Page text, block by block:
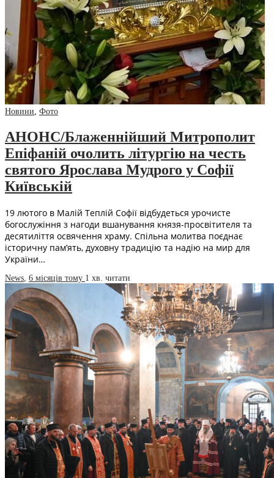
Новини, Фото
АНОНС/Блаженнійший Митрополит
Епіфаній очолить літургію на честь
святого Ярослава Мудрого у Софії
Київській
19 лютого в Малій Теплій Софії відбудеться урочисте
богослужіння з нагоди вшанування князя-просвітителя та
десятиліття освячення храму. Спільна молитва поєднає
історичну пам’ять, духовну традицію та надію на мир для
України…
News 6 місяців тому 1 хв. читати